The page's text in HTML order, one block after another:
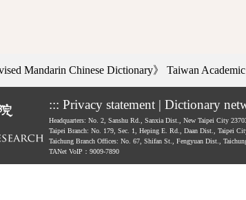
Mandarin Chinese Dictionary》 Taiwan
::: Privacy statement | Dictionary
Headquarters: No. 2, Sanshu Rd., Sanxia Dist., New Taipei City
Taipei Branch: No. 179, Sec. 1, Heping E. Rd., Daan Dist., Taipei
Taichung Branch Offices: No. 67, Shifan St., Fengyuan Dist.,
TANet VoIP：9009-7890